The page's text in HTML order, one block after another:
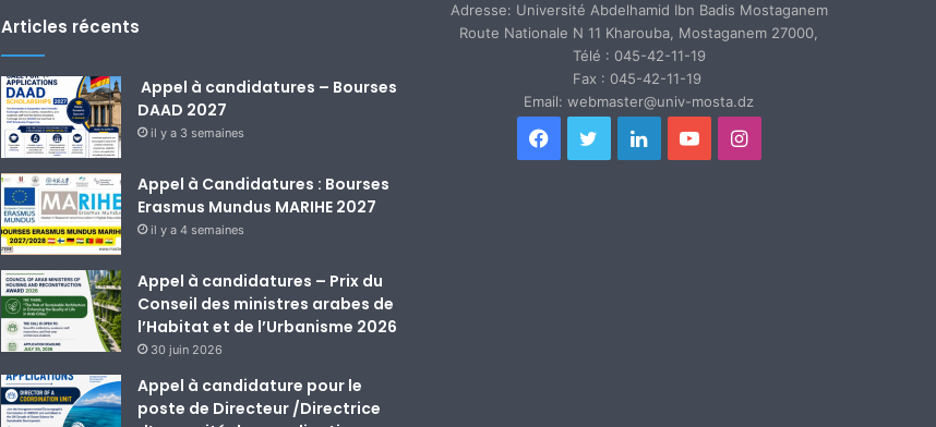
Articles récents
Appel à candidatures – Bourses
DAAD 2027
il y a 3 semaines
Appel à Candidatures : Bourses
Erasmus Mundus MARIHE 2027
il y a 4 semaines
Appel à candidatures – Prix du
Conseil des ministres arabes de
l’Habitat et de l’Urbanisme 2026
30 juin 2026
Appel à candidature pour le
poste de Directeur /Directrice
Adresse: Université Abdelhamid Ibn Badis Mostaganem
Route Nationale N 11 Kharouba, Mostaganem 27000,
Télé : 045-42-11-19
Fax : 045-42-11-19
Email: webmaster@univ-mosta.dz
Facebook
TwitterLinkedinYouTubeInstagram